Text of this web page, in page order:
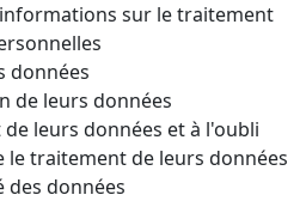
sur le traitement
données
de leurs données
leurs données et à l'oubli
traitement de leurs données
données